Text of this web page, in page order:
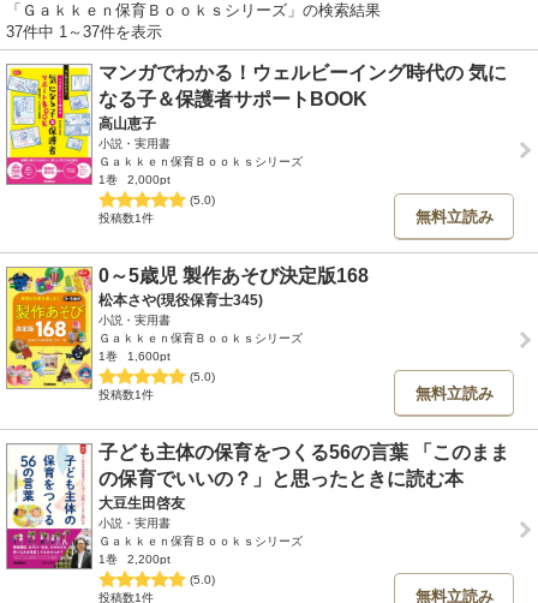
「Ｇａｋｋｅｎ保育Ｂｏｏｋｓシリーズ」の検索結果
37件中 1～37件を表示
マンガでわかる！ウェルビーイング時代の 気に
なる子＆保護者サポートBOOK
高山恵子
小説・実用書
Ｇａｋｋｅｎ保育Ｂｏｏｋｓシリーズ
1巻
2,000pt
(5.0)
投稿数1件
無料立読み
0～5歳児 製作あそび決定版168
松本さや(現役保育士345)
小説・実用書
Ｇａｋｋｅｎ保育Ｂｏｏｋｓシリーズ
1巻
1,600pt
(5.0)
投稿数1件
無料立読み
子ども主体の保育をつくる56の言葉 「このまま
の保育でいいの？」と思ったときに読む本
大豆生田啓友
小説・実用書
Ｇａｋｋｅｎ保育Ｂｏｏｋｓシリーズ
1巻
2,200pt
(5.0)
投稿数1件
無料立読み